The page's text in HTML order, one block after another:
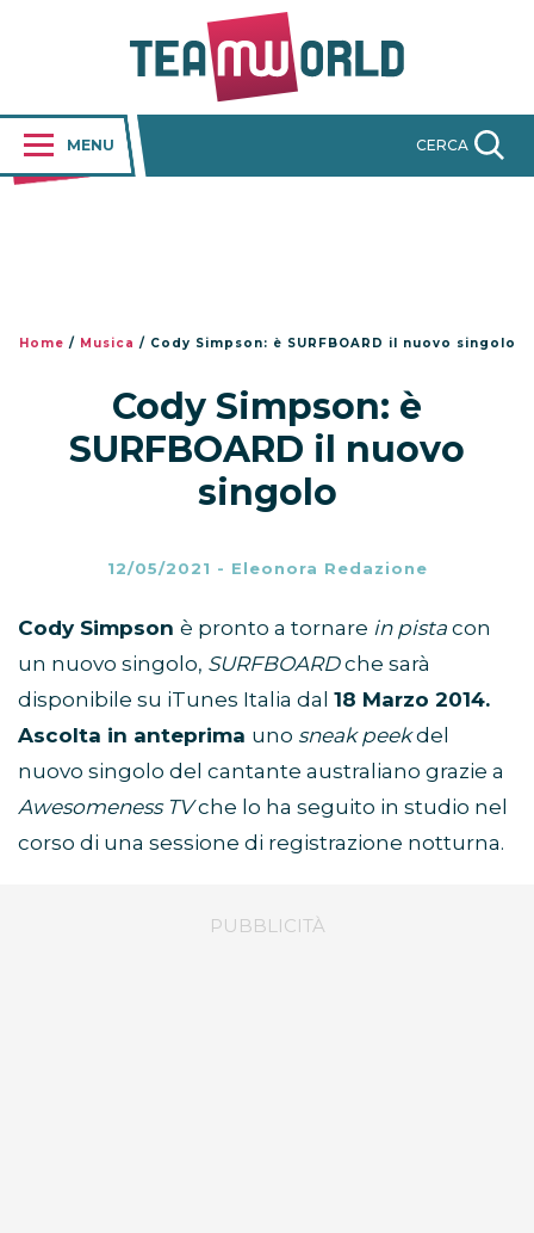
MENU CERCA
Home / Musica / Cody Simpson: è SURFBOARD il nuovo singolo
Cody Simpson: è
SURFBOARD il nuovo
singolo
12/05/2021 - Eleonora Redazione
Cody Simpson è pronto a tornare in pista con
un nuovo singolo, SURFBOARDche sarà
disponibile su iTunes Italia dal 18 Marzo 2014.
Ascolta in anteprima uno sneak peekdel
nuovo singolo del cantante australiano grazie a
Awesomeness TVche lo ha seguito in studio nel
corso di una sessione di registrazione notturna.